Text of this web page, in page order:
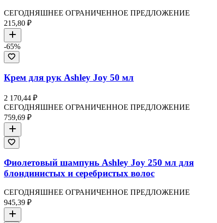
СЕГОДНЯШНЕЕ ОГРАНИЧЕННОЕ ПРЕДЛОЖЕНИЕ
215,80 ₽
-65%
Крем для рук Ashley Joy 50 мл
2 170,44 ₽
СЕГОДНЯШНЕЕ ОГРАНИЧЕННОЕ ПРЕДЛОЖЕНИЕ
759,69 ₽
Фиолетовый шампунь Ashley Joy 250 мл для
блондинистых и серебристых волос
СЕГОДНЯШНЕЕ ОГРАНИЧЕННОЕ ПРЕДЛОЖЕНИЕ
945,39 ₽